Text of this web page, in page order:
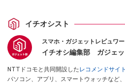
イチオシスト
スマホ・ガジェットレビュワー
イチオシ編集部 ガジェ
NTTドコモと共同開設したレコメンドサイ
パソコン、アプリ、スマートウォッチなど